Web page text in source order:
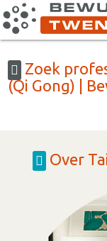
Zoek
(Qi Gong) |
Over